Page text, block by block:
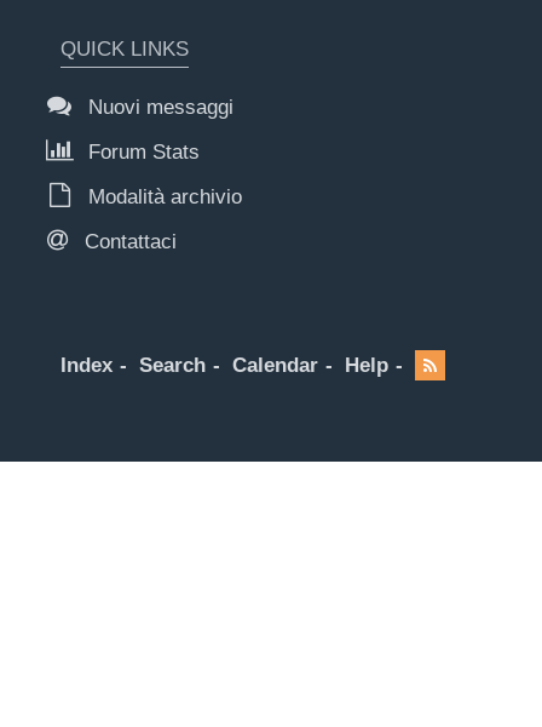
QUICK LINKS
Nuovi messaggi
Forum Stats
Modalità archivio
Contattaci
Index Search Calendar Help